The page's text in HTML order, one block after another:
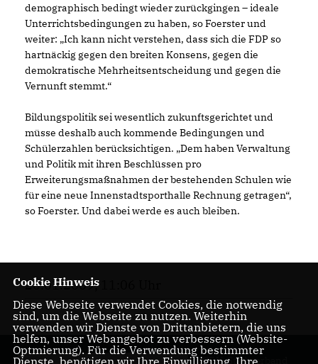
demographisch bedingt wieder zurückgingen – ideale
Unterrichtsbedingungen zu haben, so Foerster und
weiter: „Ich kann nicht verstehen, dass sich die FDP so
hartnäckig gegen den breiten Konsens, gegen die
demokratische Mehrheitsentscheidung und gegen die
Vernunft stemmt.“
Bildungspolitik sei wesentlich zukunftsgerichtet und
müsse deshalb auch kommende Bedingungen und
Schülerzahlen berücksichtigen. „Dem haben Verwaltung
und Politik mit ihren Beschlüssen pro
Erweiterungsmaßnahmen der bestehenden Schulen wie
für eine neue Innenstadtsporthalle Rechnung getragen“,
so Foerster. Und dabei werde es auch bleiben.
20.01.2009, 11:06 Uhr
CDU-Stadtverband
Cookie Hinweis
Diese Webseite verwendet Cookies, die notwendig
sind, um die Webseite zu nutzen. Weiterhin
verwenden wir Dienste von Drittanbietern, die uns
helfen, unser Webangebot zu verbessern (Website-
Optmierung). Für die Verwendung bestimmter
Dienste, benötigen wir Ihre Einwilligung. Ihre